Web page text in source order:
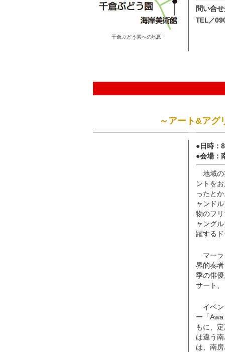
千倉ぶどう園への地図
問い合
TEL／
～アート&アグ
●日時：
●会場：
地域の
ントを
ったと
ャンド
物のフ
ャング
躍する
マーラ
界的奏
季の俳
サート
イベン
ー「
もに、
は違う
は、南